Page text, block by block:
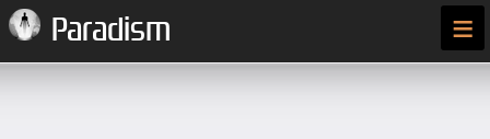
Paradism ≡